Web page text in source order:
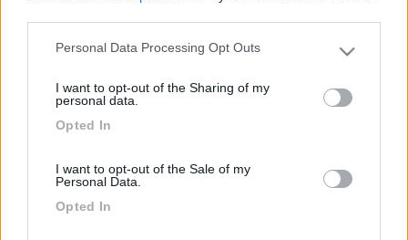
Please note that this website/app uses one or more Google
not limited to your visit or usage behaviour. You may click to
use your data for below specified purposes in below Google
Personal Data Processing Opt Outs
I want to opt-out of the Sharing of my
personal data.
Opted In
I want to opt-out of the Sale of my
Personal Data.
Opted In
58914
Inserito il 05/07/2011 alle:
23:32:07
Risposta al messaggio di Mirton inserito in data
05/07/2011 22:06:18 (
discreta prevalenza. Mi viene da pensare che forse come dici la
chiave A è lontana e quindi il tubo da 40, pieno d'aria a chiave
chiusa, non permette l'addesco delle grigie. Se possibile, una